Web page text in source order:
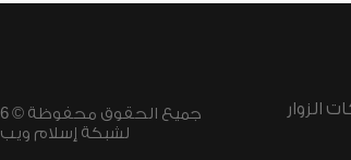
الزوار
لشبكة إسلام ويب